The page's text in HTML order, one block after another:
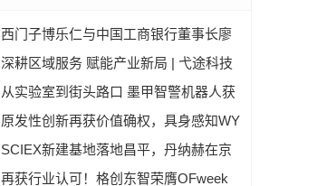
西门子博乐仁与中国工商银行董事长廖
林在京签署战略合作备忘录
深耕区域服务 赋能产业新局 | 弋途科技
华南中心落地深圳，全域AIOT战略全面
从实验室到街头路口 墨甲智警机器人获
虎啸双银奖
原发性创新再获价值确权，具身感知WY
代表帕西尼入选未来产业定义者榜单
SCIEX新建基地落地昌平，丹纳赫在京
布局第三座制造基地
再获行业认可！格创东智荣膺OFweek